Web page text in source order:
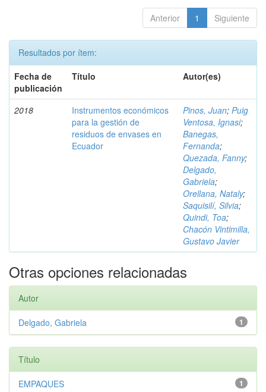
Anterior 1 Siguiente
Resultados por ítem:
Fecha de
publicación
Título Autor(es)
2018
Instrumentos económicos
para la gestión de
residuos de envases en
Ecuador
Pinos, Juan; Puig
Ventosa, Ignasi;
Banegas,
Fernanda;
Quezada, Fanny;
Delgado,
Gabriela;
Orellana, Nataly;
Saquisilí, Silvia;
Quindi, Toa;
Chacón Vintimilla,
Gustavo Javier
Otras opciones relacionadas
Autor
1
Delgado, Gabriela
Título
1
EMPAQUES